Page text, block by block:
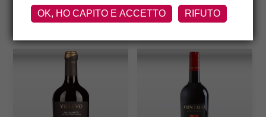
160 Anni 2022 Ippolito
€26,60
50 & 50 2020 Avignonesi
€128,00
OK, HO CAPITO E ACCETTO RIFUTO